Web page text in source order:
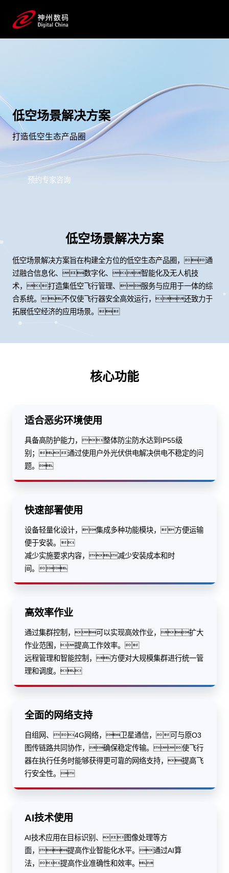
低空场景解决方案
打造低空生态产品圈
预约专家咨询
低空场景解决方案
低空场景解决方案旨在构建全方位的低空生态产品圈，通
过融合信息化、数字化、智能化及无人机技
术，打造集低空飞行管理、服务与应用于一体的综
合系统。不仅使飞行器安全高效运行，还致力于
拓展低空经济的应用场景。
核心功能
适合恶劣环境使用
具备高防护能力，整体防尘防水达到IP55级
别；通过使用户外光伏供电解决供电不稳定的问
题。
快速部署使用
设备轻量化设计，集成多种功能模块，方便运输
便于安装。
减少实施要求内容，减少安装成本和时
间。
高效率作业
通过集群控制，可以实现高效作业，扩大
作业范围，提高工作效率。
远程管理和智能控制，方便对大规模集群进行统一管
理和调度。
全面的网络支持
自组网、4G网络，卫星通信，可与原O3
图传链路共同协作，确保稳定传输。使飞行
器在执行任务时能够获得更可靠的网络支持，提高飞
行安全性。
AI技术使用
AI技术应用在目标识别、图像处理等方
面，提高作业智能化水平。通过AI算
法，提高作业准确性和效率。